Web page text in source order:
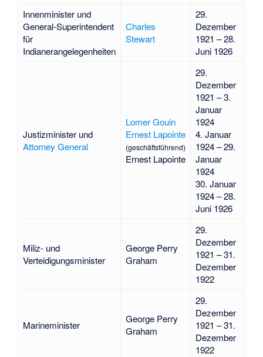
Innenminister und
General-Superintendent
für
Indianerangelegenheiten
Charles
Stewart
29.
Dezember
1921 – 28.
Juni 1926
Justizminister und
Attorney General
Lomer Gouin
Ernest Lapointe
(geschäftsführend)
Ernest Lapointe
29.
Dezember
1921 – 3.
Januar
1924
4. Januar
1924 – 29.
Januar
1924
30. Januar
1924 – 28.
Juni 1926
Miliz- und
Verteidigungsminister
George Perry
Graham
29.
Dezember
1921 – 31.
Dezember
1922
Marineminister
George Perry
Graham
29.
Dezember
1921 – 31.
Dezember
1922